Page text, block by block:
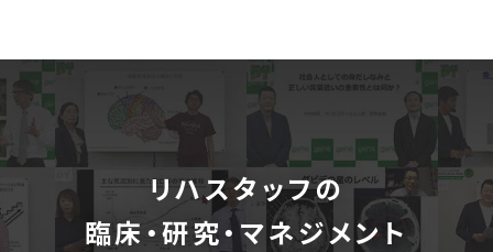
リハスタッフの
臨床・研究・マネジメント